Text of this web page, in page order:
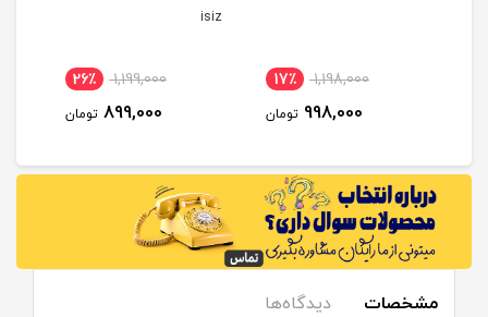
1,198,000 17٪
998,000 تومان
isiz
1,199,000 26٪
899,000 تومان
مشخصات دیدگاه‌ها